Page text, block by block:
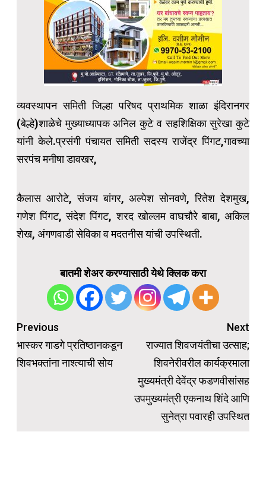
व्यवस्थापन समिती जिल्हा परिषद प्राथमिक शाळा इंदिरानगर
(बेल्हे)शाळेचे मुख्याध्यापक अनिल कुटे व सहशिक्षिका सुरेखा कुटे
यांनी केले.प्रसंगी पंचायत समिती सदस्य राजेंद्र पिंगट,गावच्या
सरपंच मनीषा डावखर,
कैलास आरोटे, संजय बांगर, अल्पेश सोनवणे, रितेश देशमुख,
गणेश पिंगट, संदेश पिंगट, शरद खोल्लम वाघचौरे बाबा, अकिल
शेख, अंगणवाडी सेविका व मदतनीस यांची उपस्थिती.
बातमी शेअर करण्यासाठी येथे क्लिक करा
Post
navigation
Previous
भास्कर गाडगे प्रतिष्ठानकडून
शिवभक्तांना नाश्त्याची सोय
Next
राज्यात शिवजयंतीचा उत्साह;
शिवनेरीवरील कार्यक्रमाला
मुख्यमंत्री देवेंद्र फडणवीसांसह
उपमुख्यमंत्री एकनाथ शिंदे आणि
सुनेत्रा पवारही उपस्थित